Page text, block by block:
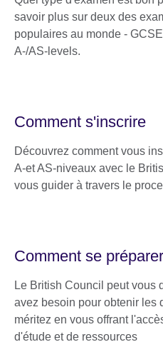
savoir plus sur deux des
populaires au monde -
A-/AS-levels.
Comment s'inscrire
Découvrez comment vous
A-et AS-niveaux avec le
vous guider à travers le
Comment se préparer
Le British Council peut vous
avez besoin pour obtenir les
méritez en vous offrant
d'étude et de ressources